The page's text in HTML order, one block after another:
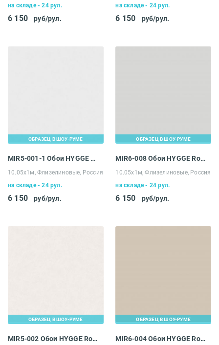
на складе - 24 рул.
6 150 руб/рул.
на складе - 24 рул.
6 150 руб/рул.
ОБРАЗЕЦ В ШОУ-РУМЕ
MIR5-001-1 Обои HYGGE Roll Made in Russia
10.05х1м, Флизелиновые, Россия
на складе - 24 рул.
6 150 руб/рул.
ОБРАЗЕЦ В ШОУ-РУМЕ
MIR6-008 Обои HYGGE Roll Made in Russia
10.05х1м, Флизелиновые, Россия
на складе - 24 рул.
6 150 руб/рул.
ОБРАЗЕЦ В ШОУ-РУМЕ
MIR5-002 Обои HYGGE Roll Made in Russia
ОБРАЗЕЦ В ШОУ-РУМЕ
MIR6-004 Обои HYGGE Roll Made in Russia